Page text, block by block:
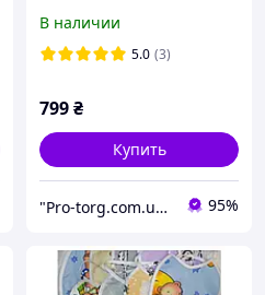
В наличии
5.0 (3)
799₴
Купить
"Pro-torg.com.ua" - интернет-магазин детских товаров и игрушек 95%